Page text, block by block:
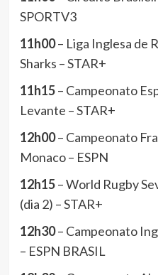
SPORTV3
11h00– Liga Inglesa de
Sharks – STAR+
11h15– Campeonato
Levante – STAR+
12h00– Campeonato
Monaco – ESPN
12h15– World Rugby
(dia 2) – STAR+
12h30– Campeonato
– ESPN BRASIL